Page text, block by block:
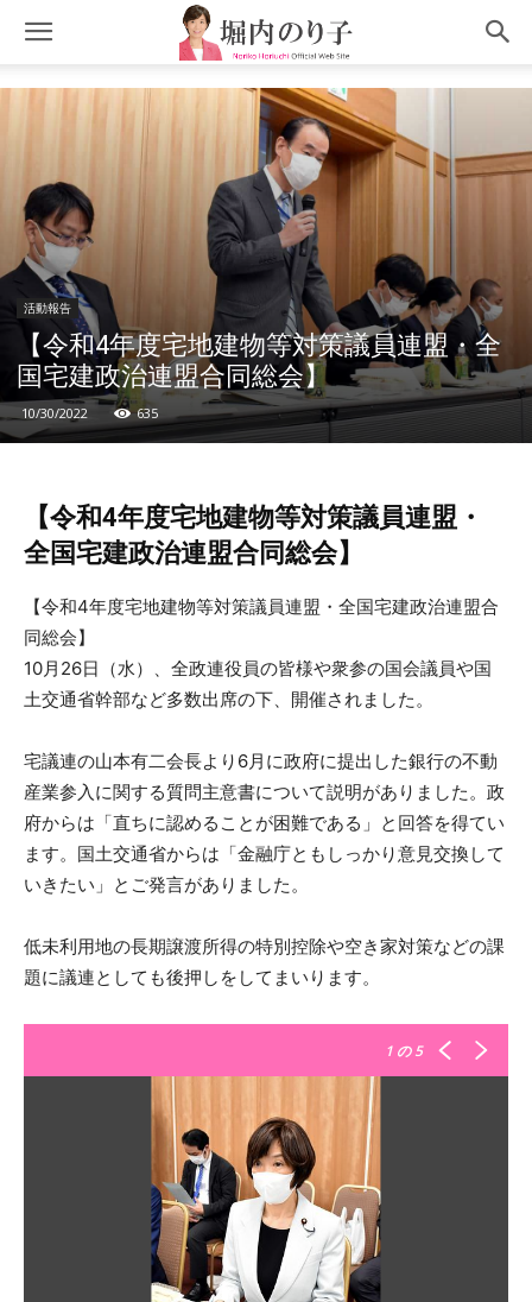
活動報告
【令和4年度宅地建物等対策議員連盟・全
国宅建政治連盟合同総会】
10/30/2022 635
【令和4年度宅地建物等対策議員連盟・
全国宅建政治連盟合同総会】
【令和4年度宅地建物等対策議員連盟・全国宅建政治連盟合
同総会】
10月26日（水）、全政連役員の皆様や衆参の国会議員や国
土交通省幹部など多数出席の下、開催されました。
宅議連の山本有二会長より6月に政府に提出した銀行の不動
産業参入に関する質問主意書について説明がありました。政
府からは「直ちに認めることが困難である」と回答を得てい
ます。国土交通省からは「金融庁ともしっかり意見交換して
いきたい」とご発言がありました。
低未利用地の長期譲渡所得の特別控除や空き家対策などの課
題に議連としても後押しをしてまいります。
1 の 5